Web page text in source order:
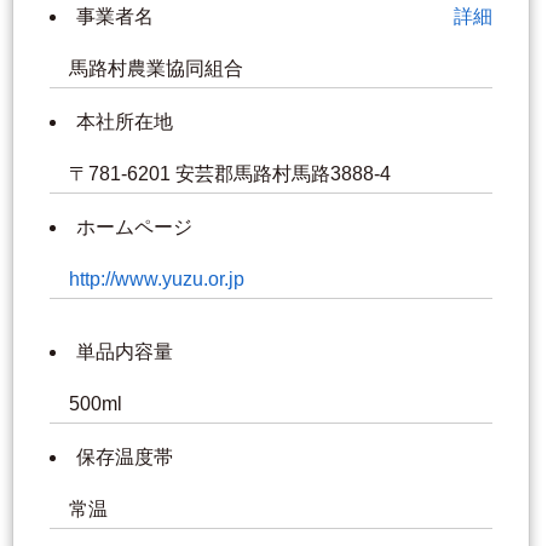
事業者名 詳細
馬路村農業協同組合
本社所在地
〒781-6201 安芸郡馬路村馬路3888-4
ホームページ
http://www.yuzu.or.jp
単品内容量
500ml
保存温度帯
常温